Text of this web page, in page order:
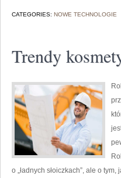
CATEGORIES: NOWE TECHNOLOGIE
Trendy
o „ładnych słoiczkach”, ale o